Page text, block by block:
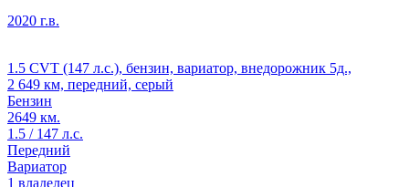
2020 г.в.
1.5 CVT (147 л.с.), бензин, вариатор, внедорожник 5д.,
2 649 км, передний, серый
Бензин
2649 км.
1.5 / 147 л.с.
Передний
Вариатор
1 владелец